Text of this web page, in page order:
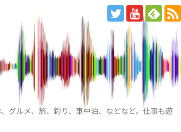
グルメ、旅、釣り、車中泊、などなど。仕事も遊